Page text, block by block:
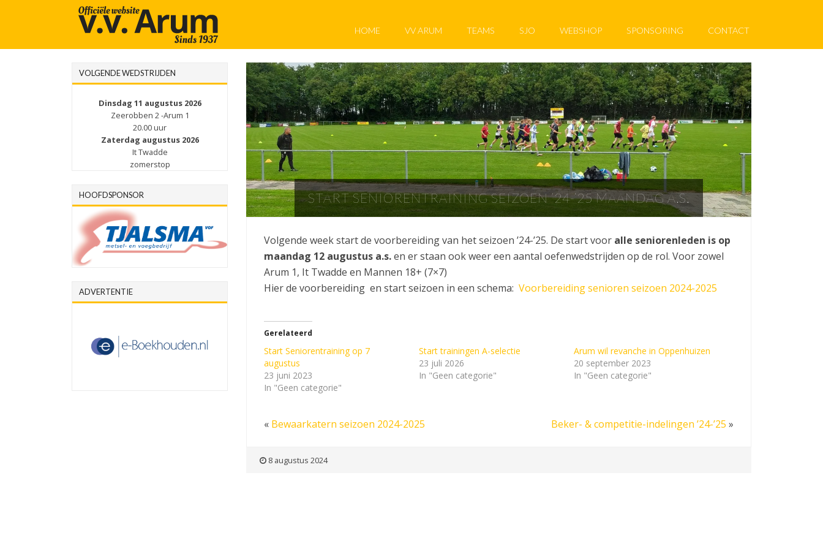
HOME VV ARUM TEAMS SJO WEBSHOP SPONSORING CONTACT
START SENIORENTRAINING SEIZOEN ’24-’25 MAANDAG A.S.
Volgende week start de voorbereiding van het seizoen ’24-’25. De start voor alle seniorenleden is op
maandag 12 augustus a.s.en er staan ook weer een aantal oefenwedstrijden op de rol. Voor zowel
Arum 1, It Twadde en Mannen 18+ (7×7)
Hier de voorbereiding en start seizoen in een schema: Voorbereiding senioren seizoen 2024-2025
Gerelateerd
Start Seniorentraining op 7
augustus
23 juni 2023
In "Geen categorie"
Start trainingen A-selectie
23 juli 2026
In "Geen categorie"
Arum wil revanche in Oppenhuizen
20 september 2023
In "Geen categorie"
« Bewaarkatern seizoen 2024-2025 Beker- & competitie-indelingen ’24-’25 »
8 augustus 2024
VOLGENDE WEDSTRIJDEN
Dinsdag 11 augustus 2026
Zeerobben 2 -Arum 1
20.00 uur
Zaterdag augustus 2026
It Twadde
zomerstop
HOOFDSPONSOR
ADVERTENTIE